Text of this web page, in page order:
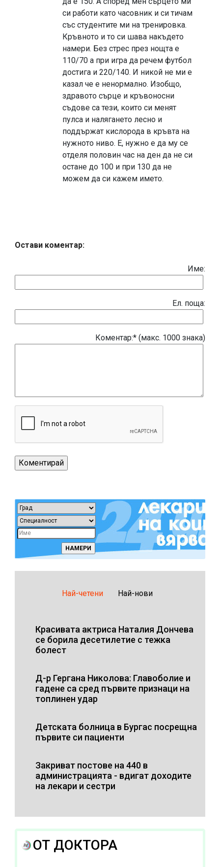
си работи като часовник и си тичам
със студентите ми на тренировка.
Кръвното и то си шава накъдето
намери. Без стрес през нощта е
110/70 а при игра да речем футбол
достига и 220/140. И никой не ми е
казал че е ненормално. Изобщо,
здравото сърце и кръвоносни
съдове са тези, които си менят
пулса и налягането лесно и
поддържат кислорода в кръвта на
нужното ниво. Е, нужно е да му се
отделя половин час на ден да не си
остане до 100 и при 130 да не
можем да си кажем името.
Остави коментар:
Име:
Eл. поща:
Коментар:* (макс. 1000 знака)
Най-четени Най-нови
Красивата актриса Наталия Дончева
се борила десетилетие с тежка
болест
Д-р Гергана Николова: Главоболие и
гадене са сред първите признаци на
топлинен удар
Детската болница в Бургас посрещна
първите си пациенти
Закриват постове на 440 в
администрацията - вдигат доходите
на лекари и сестри
ОТ ДОКТОРА